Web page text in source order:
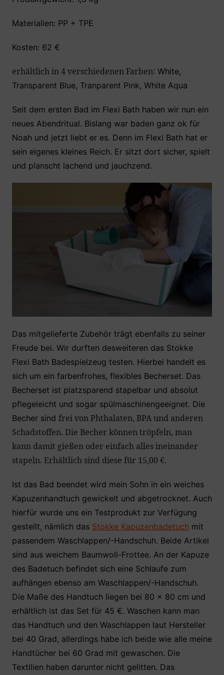
Materialien: PP + TPE
Kosten: 62 €
erhältlich in 4 verschiedenen Farben: White,
Transparent Blue, Tranparent Pink, White Aqua
Seit dem ersten Bad im Flexi Bath haben wir nun ein
neues Abendritual. Bislang war baden ganz ok für
Noah und jetzt liebt er es. Denn im Flexi Bath hat er
sein eigenes kleines Reich. Er sitzt dort sicher, spielt
und planscht lachend und jauchzend.
Das mitgelieferte Zubehör trägt ebenfalls zu seiner
Freude bei. Wir durften desweiteren das Stokke
Flexi Bath Badespielzeug testen. Hierbei handelt es
sich um ein farbenfrohes, flexibles Becherset. Das
Becherset ist platzsparend stapelbar und absolut
pflegeleicht und sogar spülmaschinengeeignet. Die
Becher sind frei von Phthalaten, BPA und anderen
Schadstoffen. Die Becher können tröpfeln, man
kann damit gießen oder einfach alles ineinander
stapeln. Erhältlich sind diese für 15,00 €.
Ist das Bad beendet wird mein Sohn in ein weiches
Kapuzenhandtuch gewickelt und abgetrocknet. Auch
hierfür wurde uns ein Testprodukt zur Verfügung
gestellt, nämlich das Stokke Kapuzenbadetuch mit
passendem Waschlappen/-Handschuh. Beide Artikel
sind aus weichem Baumwoll-Frottee. An der Kapuze
des Badetuch befindet sich eine Schlaufe zum
aufhängen ebenso am Waschlappen/-Handschuh.
Die Maße des Handtuch liegen bei 80 x 80 cm und
erhältlich ist das Set für 45 €. Waschen kann man
das Handtuch und den Waschlappen laut Hersteller
bei 40 Grad, allerdings habe ich beide wie alle meine
Handtücher bei 60 Grad mit gewaschen. Die
Textilien haben darunter nicht gelitten. Das